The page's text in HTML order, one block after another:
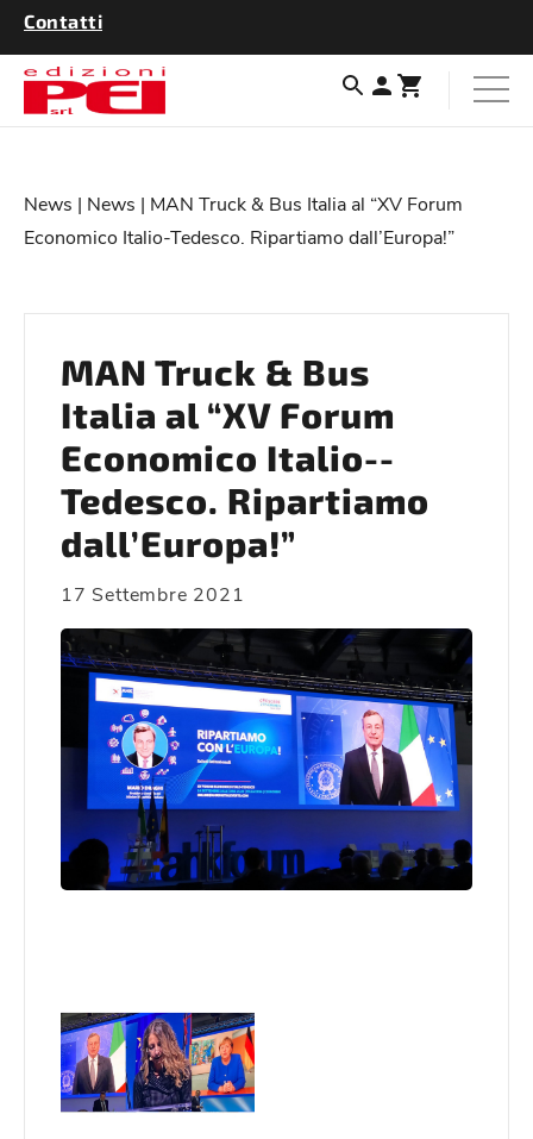
Contatti
News | News | MAN Truck & Bus Italia al “XV Forum
Economico Italio-­Tedesco. Ripartiamo dall’Europa!”
MAN Truck & Bus
Italia al “XV Forum
Economico Italio-­
Tedesco. Ripartiamo
dall’Europa!”
17 Settembre 2021